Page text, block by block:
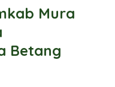
Mura
Betang